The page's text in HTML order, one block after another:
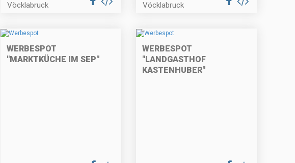
Vöcklabruck Vöcklabruck
WERBESPOT
"MARKTKÜCHE IM SEP"
WERBESPOT
"LANDGASTHOF
KASTENHUBER"